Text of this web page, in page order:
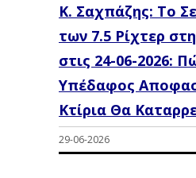
K. Σαχπάζης: Το
των 7.5 Ρίχτερ
στις 24-06-2026:
Υπέδαφος
Κτίρια Θα
29-06-2026